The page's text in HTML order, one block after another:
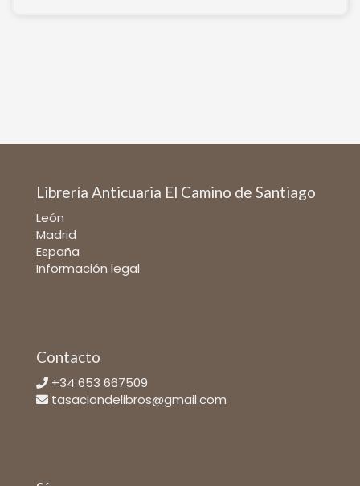
Librería Anticuaria El Camino de Santiago
León
Madrid
España
Información legal
Contacto
+34 653 667509
tasaciondelibros@gmail.com